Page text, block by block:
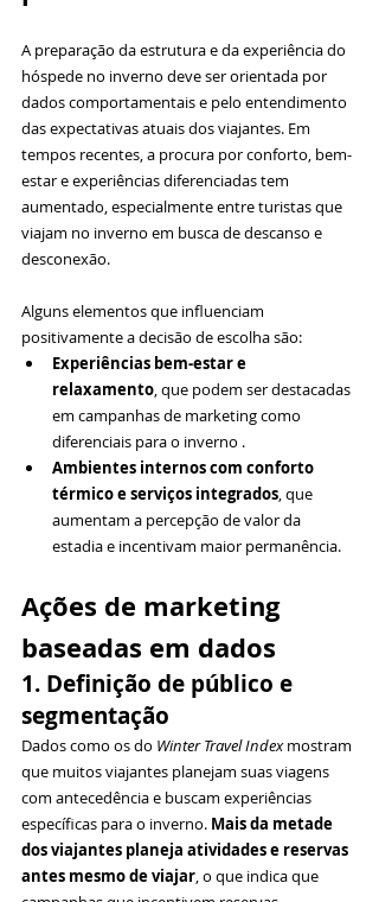
A preparação da estrutura e da experiência do
hóspede no inverno deve ser orientada por
dados comportamentais e pelo entendimento
das expectativas atuais dos viajantes. Em
tempos recentes, a procura por conforto, bem-
estar e experiências diferenciadas tem
aumentado, especialmente entre turistas que
viajam no inverno em busca de descanso e
desconexão.
Alguns elementos que influenciam
positivamente a decisão de escolha são:
Experiências bem-estar e
relaxamento, que podem ser destacadas
em campanhas de marketing como
diferenciais para o inverno .
Ambientes internos com conforto
térmico e serviços integrados, que
aumentam a percepção de valor da
estadia e incentivam maior permanência.
Ações de marketing
baseadas em dados
1. Definição de público e
segmentação
Dados como os do Winter Travel Index mostram
que muitos viajantes planejam suas viagens
com antecedência e buscam experiências
específicas para o inverno. Mais da metade
dos viajantes planeja atividades e reservas
antes mesmo de viajar, o que indica que